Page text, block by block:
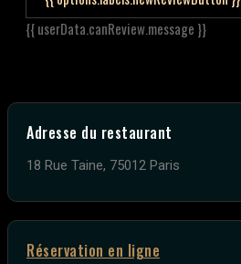
{{ userData.canReview.message }}
Adresse du restaurant
18 Rue Taine, 75012 Paris
Réservation en ligne